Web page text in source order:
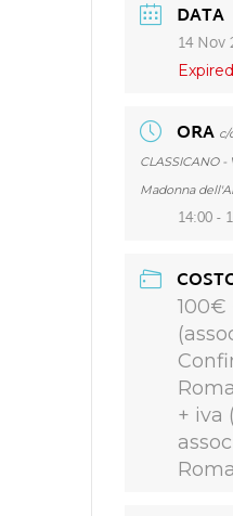
DATA
14 Nov
ORA c/
CLASSICANO -
Madonna
14:00 -
100€
+ iva